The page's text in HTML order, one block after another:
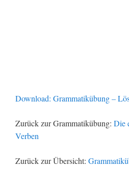
Download: Grammatikübung –
Zurück zur Grammatikübung: Die
Verben
Zurück zur Übersicht: